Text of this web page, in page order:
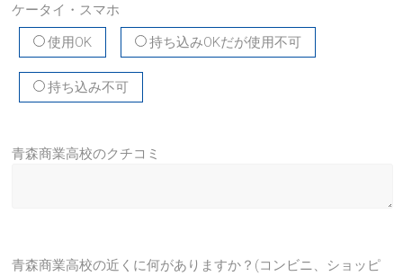
ケータイ・スマホ
使用OK
持ち込みOKだが使用不可
持ち込み不可
青森商業高校のクチコミ
青森商業高校の近くに何がありますか？(コンビニ、ショッピ